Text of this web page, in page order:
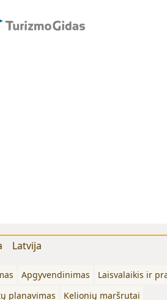
Latvija
Apgyvendinimas Laisvalaikis ir
planavimas
Kelionių maršrutai